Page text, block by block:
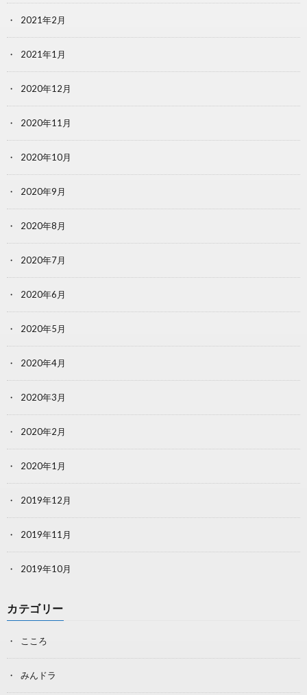
2021年2月
2021年1月
2020年12月
2020年11月
2020年10月
2020年9月
2020年8月
2020年7月
2020年6月
2020年5月
2020年4月
2020年3月
2020年2月
2020年1月
2019年12月
2019年11月
2019年10月
カテゴリー
こころ
みんドラ